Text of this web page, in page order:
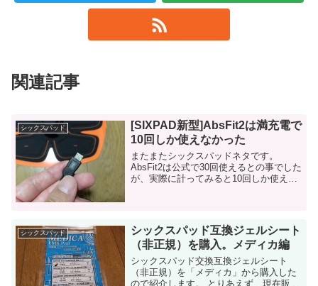
関連記事
シックスパッド
[SIXPAD新型]AbsFit2は満充電で
10回しか使えなかった
またまたシックスパッドネタです。
AbsFit2は公式で30回使えるとの事でした
が、実際に計ってみると10回しか使えま
シックスパッド
シックスパッド互換ジェルシート
（非正規）を購入。メディカ編
シックスパッド交換互換ジェルシート
（非正規）を「メディカ」から購入した
ので紹介します。 とりあえず、現在販売